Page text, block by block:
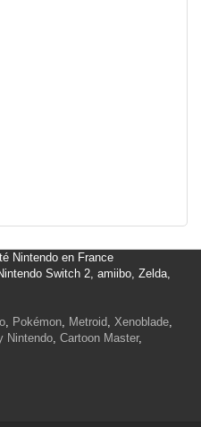
Nintendo en France
Switch 2, amiibo, Zelda,
, Pokémon, Metroid, Xenoblade,
Nintendo, Cartoon Master,